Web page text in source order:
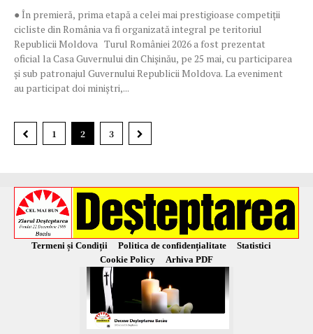
● În premieră, prima etapă a celei mai prestigioase competiții
cicliste din România va fi organizată integral pe teritoriul
Republicii Moldova Turul României 2026 a fost prezentat
oficial la Casa Guvernului din Chișinău, pe 25 mai, cu participarea
și sub patronajul Guvernului Republicii Moldova. La eveniment
au participat doi miniștri,...
1 2 3
Termeni și Condiții Politica de confidențialitate
Statistici
Cookie Policy
Arhiva PDF